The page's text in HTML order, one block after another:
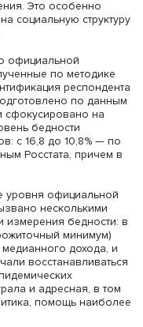
политики НИУ
доклад «Бедность
и
и субъективно
субъективных
для понимания
воздействия
Это
на социальную
что официальной
полученные по
подготовлено по
и сфокусировано
Уровень бедности
с 16,8 до
данным Росстата,